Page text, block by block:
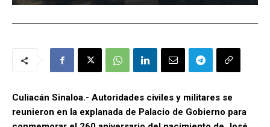
Culiacán Sinaloa.- Autoridades civiles y militares se
reunieron en la explanada de Palacio de Gobierno para